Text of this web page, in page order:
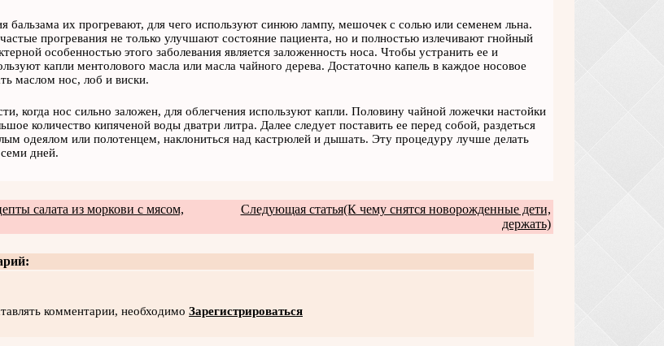
бальзама их прогревают, для чего используют синюю лампу, мешочек с солью или семенем льна.
прогревания не только улучшают состояние пациента, но и полностью излечивают гнойный
особенностью этого заболевания является заложенность носа. Чтобы устранить ее и
капли ментолового масла или масла чайного дерева. Достаточно капель в каждое носовое
маслом нос, лоб и виски.
когда нос сильно заложен, для облегчения используют капли. Половину чайной ложечки настойки
количество кипяченой воды дватри литра. Далее следует поставить ее перед собой, раздеться
одеялом или полотенцем, наклониться над кастрюлей и дышать. Эту процедуру лучше делать
дней.
салата из моркови с мясом,
Следующая статья(К чему снятся новорожденные дети,
держать)
комментарии, необходимо Зарегистрироваться